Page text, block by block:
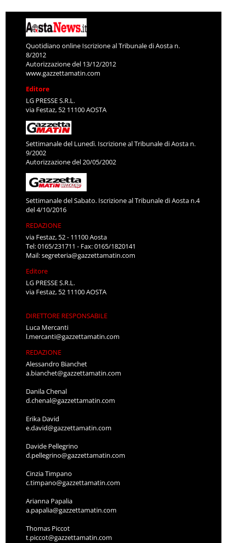
Quotidiano online Iscrizione al Tribunale di Aosta n.
8/2012
Autorizzazione del 13/12/2012
www.gazzettamatin.com
Editore
LG PRESSE S.R.L.
via Festaz, 52 11100 AOSTA
Settimanale del Lunedì. Iscrizione al Tribunale di Aosta n.
9/2002
Autorizzazione del 20/05/2002
Settimanale del Sabato. Iscrizione al Tribunale di Aosta n.4
del 4/10/2016
REDAZIONE
via Festaz, 52 - 11100 Aosta
Tel: 0165/231711 - Fax: 0165/1820141
Mail:segreteria@gazzettamatin.com
Editore
LG PRESSE S.R.L.
via Festaz, 52 11100 AOSTA
DIRETTORE RESPONSABILE
Luca Mercanti
l.mercanti@gazzettamatin.com
REDAZIONE
Alessandro Bianchet
a.bianchet@gazzettamatin.com
Danila Chenal
d.chenal@gazzettamatin.com
Erika David
e.david@gazzettamatin.com
Davide Pellegrino
d.pellegrino@gazzettamatin.com
Cinzia Timpano
c.timpano@gazzettamatin.com
Arianna Papalia
a.papalia@gazzettamatin.com
Thomas Piccot
t.piccot@gazzettamatin.com